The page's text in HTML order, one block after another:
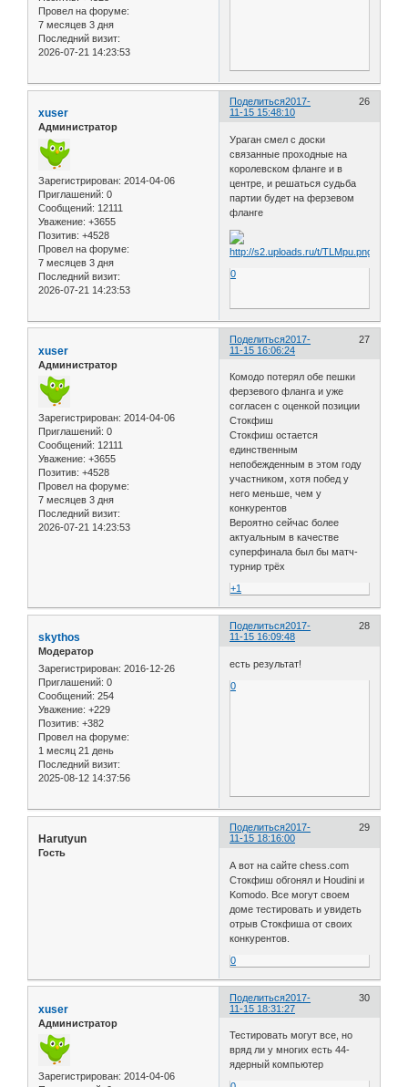
Провел на форуме:
7 месяцев 3 дня
Последний визит:
2026-07-21 14:23:53
Поделиться 26
2017-
11-15 15:48:10
xuser
Администратор
Зарегистрирован: 2014-04-06
Приглашений: 0
Сообщений: 12111
Уважение: +3655
Позитив: +4528
Провел на форуме:
7 месяцев 3 дня
Последний визит:
2026-07-21 14:23:53
Ураган смел с доски
связанные проходные на
королевском фланге и в
центре, и решаться судьба
партии будет на ферзевом
фланге
0
Поделиться 27
2017-
11-15 16:06:24
xuser
Администратор
Зарегистрирован: 2014-04-06
Приглашений: 0
Сообщений: 12111
Уважение: +3655
Позитив: +4528
Провел на форуме:
7 месяцев 3 дня
Последний визит:
2026-07-21 14:23:53
Комодо потерял обе пешки
ферзевого фланга и уже
согласен с оценкой позиции
Стокфиш
Стокфиш остается
единственным
непобежденным в этом году
участником, хотя побед у
него меньше, чем у
конкурентов
Вероятно сейчас более
актуальным в качестве
суперфинала был бы матч-
турнир трёх
+1
Поделиться 28
2017-
11-15 16:09:48
skythos
Модератор
Зарегистрирован: 2016-12-26
Приглашений: 0
Сообщений: 254
Уважение: +229
Позитив: +382
Провел на форуме:
1 месяц 21 день
Последний визит:
2025-08-12 14:37:56
есть результат!
0
Поделиться 29
2017-
11-15 18:16:00
Harutyun
Гость
А вот на сайте chess.com
Стокфиш обгонял и Houdini и
Komodo. Все могут своем
доме тестировать и увидеть
отрыв Стокфиша от своих
конкурентов.
0
Поделиться 30
2017-
11-15 18:31:27
xuser
Администратор
Зарегистрирован: 2014-04-06
Тестировать могут все, но
вряд ли у многих есть 44-
ядерный компьютер